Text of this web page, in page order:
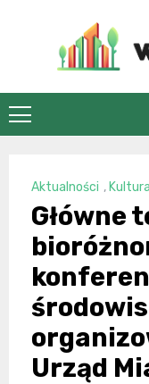
Aktualności ,
Główne
Urząd